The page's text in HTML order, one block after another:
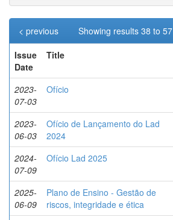
Showing results 38 to
< previous
Issue
Date
Title
2023-
07-03
Ofício
2023-
06-03
Ofício de Lançamento do Lad
2024
2024-
07-09
Ofício Lad 2025
2025-
06-09
Plano de Ensino - Gestão de
riscos, integridade e ética